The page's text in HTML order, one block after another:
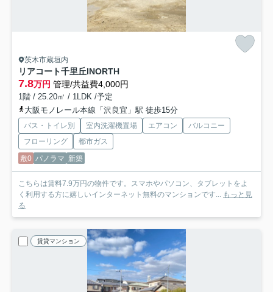
茨木市蔵垣内
リアコート千里丘INORTH
7.8万円 管理/共益費4,000円
1階 / 25.20㎡ / 1LDK /予定
大阪モノレール本線「沢良宜」駅 徒歩15分
バス・トイレ別 室内洗濯機置場 エアコン
バルコニー
フローリング
都市ガス
敷0 パノラマ 新築
こちらは賃料7.9万円の物件です。スマホやパソコン、タブレットをよ
く利用する方に嬉しいインターネット無料のマンションです...
もっと見
る
賃貸マンション